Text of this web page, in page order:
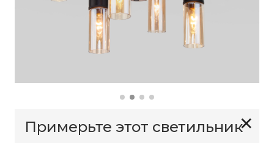
✕
Примерьте этот светильник